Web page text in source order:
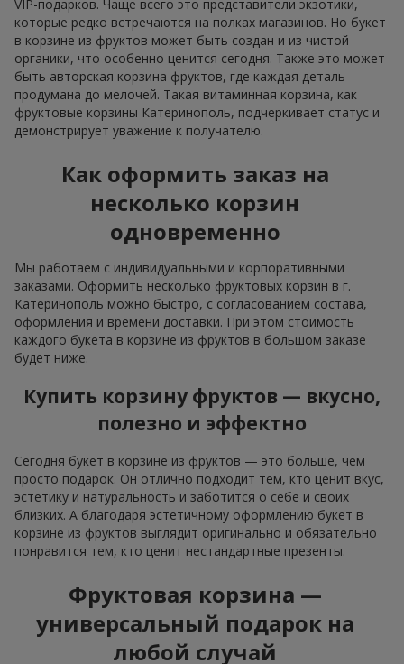
VIP-подарков. Чаще всего это представители экзотики,
которые редко встречаются на полках магазинов. Но букет
в корзине из фруктов может быть создан и из чистой
органики, что особенно ценится сегодня. Также это может
быть авторская корзина фруктов, где каждая деталь
продумана до мелочей. Такая витаминная корзина, как
фруктовые корзины Катеринополь, подчеркивает статус и
демонстрирует уважение к получателю.
Как оформить заказ на
несколько корзин
одновременно
Мы работаем с индивидуальными и корпоративными
заказами. Оформить несколько фруктовых корзин в г.
Катеринополь можно быстро, с согласованием состава,
оформления и времени доставки. При этом стоимость
каждого букета в корзине из фруктов в большом заказе
будет ниже.
Купить корзину фруктов — вкусно,
полезно и эффектно
Сегодня букет в корзине из фруктов — это больше, чем
просто подарок. Он отлично подходит тем, кто ценит вкус,
эстетику и натуральность и заботится о себе и своих
близких. А благодаря эстетичному оформлению букет в
корзине из фруктов выглядит оригинально и обязательно
понравится тем, кто ценит нестандартные презенты.
Фруктовая корзина —
универсальный подарок на
любой случай